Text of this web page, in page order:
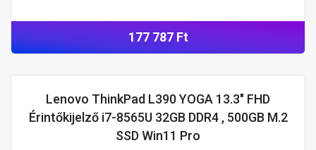
177 787 Ft
Lenovo ThinkPad L390 YOGA 13.3" FHD
Érintőkijelző i7-8565U 32GB DDR4 , 500GB M.2
SSD Win11 Pro